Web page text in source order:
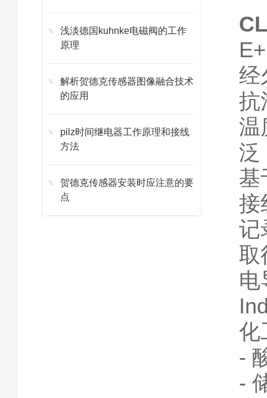
浅淡德国kuhnke电磁阀的工作
原理
解析贺德克传感器图像融合技术
的应用
pilz时间继电器工作原理和接线
方法
贺德克传感器安装时应注意的要
点
经
抗
温
泛
基
接
记
取
电
化
-
-